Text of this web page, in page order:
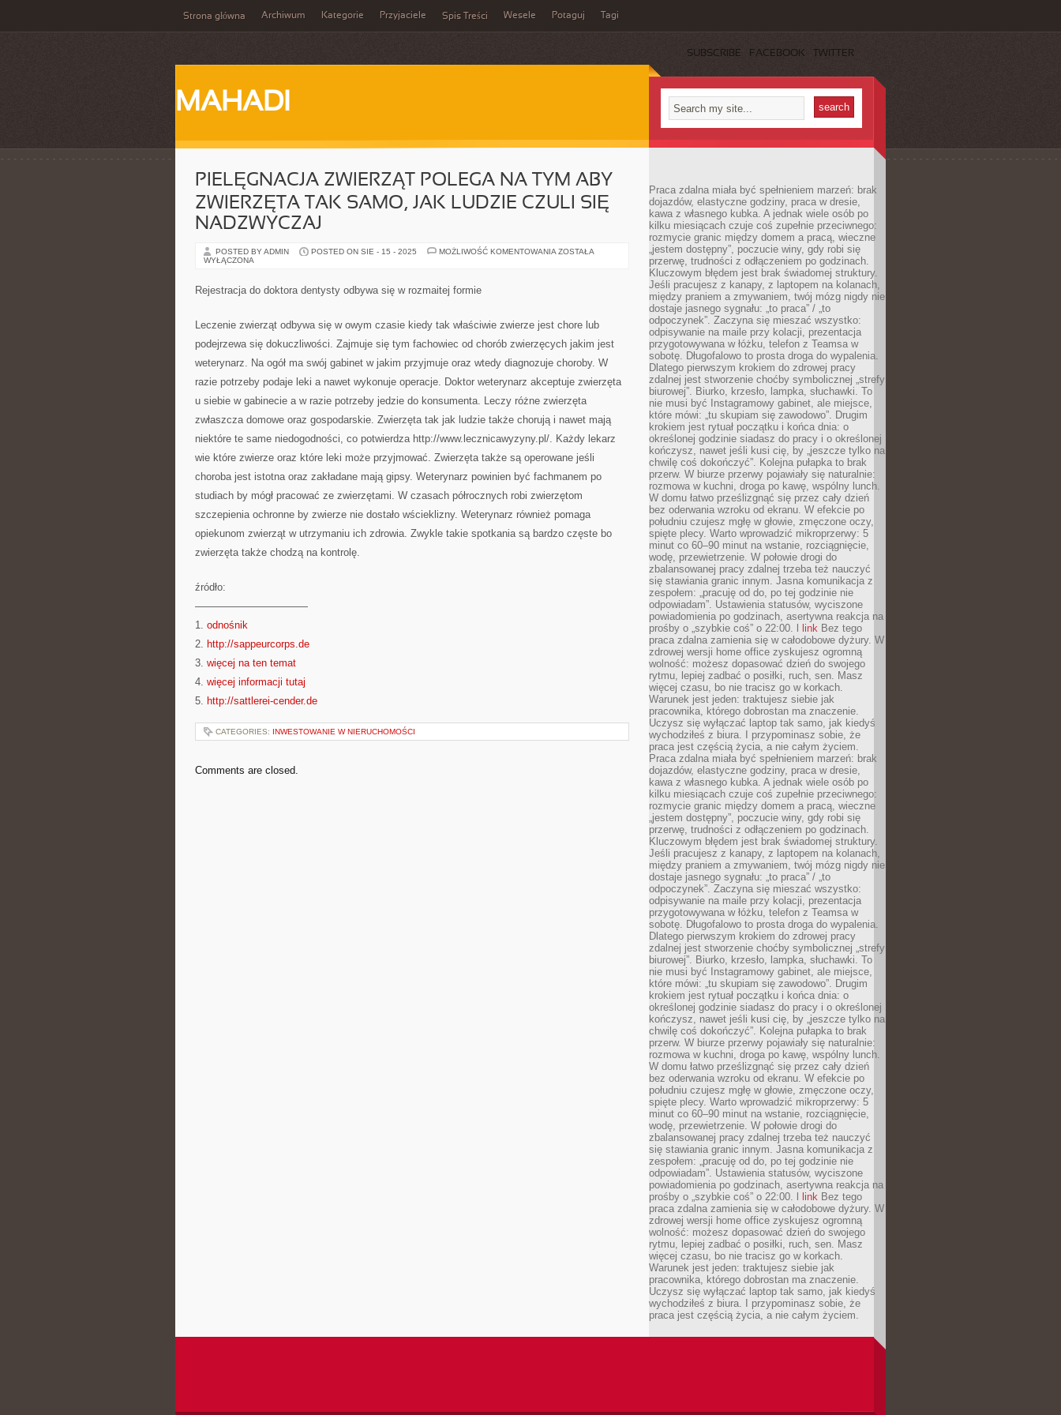
Strona główna Archiwum Kategorie Przyjaciele Spis Treści Wesele Potaguj Tagi
SUBSCRIBE FACEBOOK TWITTER
MAHADI
PIELĘGNACJA ZWIERZĄT POLEGA NA TYM ABY
ZWIERZĘTA TAK SAMO, JAK LUDZIE CZULI SIĘ
NADZWYCZAJ
POSTED BY ADMIN POSTED ON SIE - 15 - 2025 MOŻLIWOŚĆ KOMENTOWANIA PIELĘGNACJA
SAMO,
JAK
CZULI
NADZWYCZAJ
ZOSTAŁA
WYŁĄCZONA
Rejestracja do doktora dentysty odbywa się w rozmaitej formie
Leczenie zwierząt odbywa się w owym czasie kiedy tak właściwie zwierze jest chore lub
podejrzewa się dokuczliwości. Zajmuje się tym fachowiec od chorób zwierzęcych jakim jest
weterynarz. Na ogół ma swój gabinet w jakim przyjmuje oraz wtedy diagnozuje choroby. W
razie potrzeby podaje leki a nawet wykonuje operacje. Doktor weterynarz akceptuje zwierzęta
u siebie w gabinecie a w razie potrzeby jedzie do konsumenta. Leczy różne zwierzęta
zwłaszcza domowe oraz gospodarskie. Zwierzęta tak jak ludzie także chorują i nawet mają
niektóre te same niedogodności, co potwierdza http://www.lecznicawyzyny.pl/. Każdy lekarz
wie które zwierze oraz które leki może przyjmować. Zwierzęta także są operowane jeśli
choroba jest istotna oraz zakładane mają gipsy. Weterynarz powinien być fachmanem po
studiach by mógł pracować ze zwierzętami. W czasach półrocznych robi zwierzętom
szczepienia ochronne by zwierze nie dostało wścieklizny. Weterynarz również pomaga
opiekunom zwierząt w utrzymaniu ich zdrowia. Zwykle takie spotkania są bardzo częste bo
zwierzęta także chodzą na kontrolę.
źródło:
———————————
1. odnośnik
2. http://sappeurcorps.de
3. więcej na ten temat
4. więcej informacji tutaj
5. http://sattlerei-cender.de
CATEGORIES: INWESTOWANIE W NIERUCHOMOŚCI
Comments are closed.
Praca zdalna miała być spełnieniem marzeń: brak
dojazdów, elastyczne godziny, praca w dresie,
kawa z własnego kubka. A jednak wiele osób po
kilku miesiącach czuje coś zupełnie przeciwnego:
rozmycie granic między domem a pracą, wieczne
„jestem dostępny”, poczucie winy, gdy robi się
przerwę, trudności z odłączeniem po godzinach.
Kluczowym błędem jest brak świadomej struktury.
Jeśli pracujesz z kanapy, z laptopem na kolanach,
między praniem a zmywaniem, twój mózg nigdy nie
dostaje jasnego sygnału: „to praca” / „to
odpoczynek”. Zaczyna się mieszać wszystko:
odpisywanie na maile przy kolacji, prezentacja
przygotowywana w łóżku, telefon z Teamsa w
sobotę. Długofalowo to prosta droga do wypalenia.
Dlatego pierwszym krokiem do zdrowej pracy
zdalnej jest stworzenie choćby symbolicznej „strefy
biurowej”. Biurko, krzesło, lampka, słuchawki. To
nie musi być Instagramowy gabinet, ale miejsce,
które mówi: „tu skupiam się zawodowo”. Drugim
krokiem jest rytuał początku i końca dnia: o
określonej godzinie siadasz do pracy i o określonej
kończysz, nawet jeśli kusi cię, by „jeszcze tylko na
chwilę coś dokończyć”. Kolejna pułapka to brak
przerw. W biurze przerwy pojawiały się naturalnie:
rozmowa w kuchni, droga po kawę, wspólny lunch.
W domu łatwo prześlizgnąć się przez cały dzień
bez oderwania wzroku od ekranu. W efekcie po
południu czujesz mgłę w głowie, zmęczone oczy,
spięte plecy. Warto wprowadzić mikroprzerwy: 5
minut co 60–90 minut na wstanie, rozciągnięcie,
wodę, przewietrzenie. W połowie drogi do
zbalansowanej pracy zdalnej trzeba też nauczyć
się stawiania granic innym. Jasna komunikacja z
zespołem: „pracuję od do, po tej godzinie nie
odpowiadam”. Ustawienia statusów, wyciszone
powiadomienia po godzinach, asertywna reakcja na
prośby o „szybkie coś” o 22:00. l
link Bez tego
praca zdalna zamienia się w całodobowe dyżury. W
zdrowej wersji home office zyskujesz ogromną
wolność: możesz dopasować dzień do swojego
rytmu, lepiej zadbać o posiłki, ruch, sen. Masz
więcej czasu, bo nie tracisz go w korkach.
Warunek jest jeden: traktujesz siebie jak
pracownika, którego dobrostan ma znaczenie.
Uczysz się wyłączać laptop tak samo, jak kiedyś
wychodziłeś z biura. I przypominasz sobie, że
praca jest częścią życia, a nie całym życiem.
Praca zdalna miała być spełnieniem marzeń: brak
dojazdów, elastyczne godziny, praca w dresie,
kawa z własnego kubka. A jednak wiele osób po
kilku miesiącach czuje coś zupełnie przeciwnego:
rozmycie granic między domem a pracą, wieczne
„jestem dostępny”, poczucie winy, gdy robi się
przerwę, trudności z odłączeniem po godzinach.
Kluczowym błędem jest brak świadomej struktury.
Jeśli pracujesz z kanapy, z laptopem na kolanach,
między praniem a zmywaniem, twój mózg nigdy nie
dostaje jasnego sygnału: „to praca” / „to
odpoczynek”. Zaczyna się mieszać wszystko:
odpisywanie na maile przy kolacji, prezentacja
przygotowywana w łóżku, telefon z Teamsa w
sobotę. Długofalowo to prosta droga do wypalenia.
Dlatego pierwszym krokiem do zdrowej pracy
zdalnej jest stworzenie choćby symbolicznej „strefy
biurowej”. Biurko, krzesło, lampka, słuchawki. To
nie musi być Instagramowy gabinet, ale miejsce,
które mówi: „tu skupiam się zawodowo”. Drugim
krokiem jest rytuał początku i końca dnia: o
określonej godzinie siadasz do pracy i o określonej
kończysz, nawet jeśli kusi cię, by „jeszcze tylko na
chwilę coś dokończyć”. Kolejna pułapka to brak
przerw. W biurze przerwy pojawiały się naturalnie:
rozmowa w kuchni, droga po kawę, wspólny lunch.
W domu łatwo prześlizgnąć się przez cały dzień
bez oderwania wzroku od ekranu. W efekcie po
południu czujesz mgłę w głowie, zmęczone oczy,
spięte plecy. Warto wprowadzić mikroprzerwy: 5
minut co 60–90 minut na wstanie, rozciągnięcie,
wodę, przewietrzenie. W połowie drogi do
zbalansowanej pracy zdalnej trzeba też nauczyć
się stawiania granic innym. Jasna komunikacja z
zespołem: „pracuję od do, po tej godzinie nie
odpowiadam”. Ustawienia statusów, wyciszone
powiadomienia po godzinach, asertywna reakcja na
prośby o „szybkie coś” o 22:00. l
link Bez tego
praca zdalna zamienia się w całodobowe dyżury. W
zdrowej wersji home office zyskujesz ogromną
wolność: możesz dopasować dzień do swojego
rytmu, lepiej zadbać o posiłki, ruch, sen. Masz
więcej czasu, bo nie tracisz go w korkach.
Warunek jest jeden: traktujesz siebie jak
pracownika, którego dobrostan ma znaczenie.
Uczysz się wyłączać laptop tak samo, jak kiedyś
wychodziłeś z biura. I przypominasz sobie, że
praca jest częścią życia, a nie całym życiem.